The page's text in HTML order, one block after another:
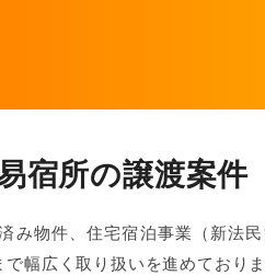
宿所の譲渡案件
物件、住宅宿泊事業（新法
幅広く取り扱いを進めておりま